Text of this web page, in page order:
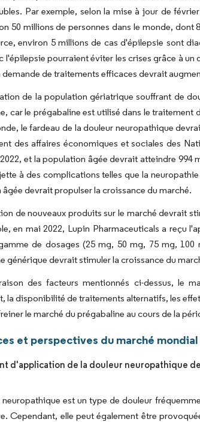
Par exemple, selon la mise à jour de
50 millions de personnes dans le monde,
environ 5 millions de cas d'épilepsie sont
l'épilepsie pourraient éviter les crises grâce à
demande de traitements efficaces devrait
de la population gériatrique souffrant de
car le prégabaline est utilisé dans le
le fardeau de la douleur neuropathique
des affaires économiques et sociales des
et la population âgée devrait atteindre
à des complications telles que la
devrait propulser la croissance du marché.
de nouveaux produits sur le marché devrait
en mai 2022, Lupin Pharmaceuticals a reçu
de dosages (25 mg, 50 mg, 75 mg,
générique devrait stimuler la croissance du
des facteurs mentionnés ci-dessus, le
la disponibilité de traitements alternatifs, les
le marché du prégabaline au cours de la
et perspectives du marché
d'application de la douleur neuropathique
neuropathique est un type de douleur
Cependant, elle peut également être